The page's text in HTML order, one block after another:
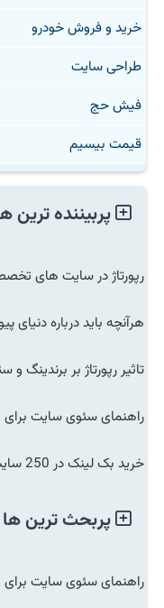
خرید و فروش خودرو
طراحی سایت
فیش حج
قیمت بیسیم
پربیننده ترین
رپورتاژ در سایت های
هرآنچه باید درباره دنیای
تاثیر رپورتاژ بر برندینگ و
راهنمای سئوی سایت
خرید بک لینک در 250 سایت چه مزایایی دارد؟
پربحث ترین ها
راهنمای سئوی سایت